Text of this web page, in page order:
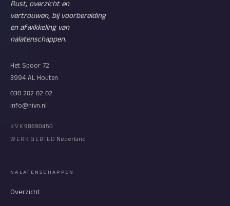
Rust, overzicht en
vertrouwen, bij voorbereiding
en afwikkeling van
nalatenschappen.
Het Spoor 72
3994 AL Houten
030 202 02 02
info@nivn.nl
KVK98690450
WERKGEBIED Nederland
NALATENSCHAPPEN
Overzicht